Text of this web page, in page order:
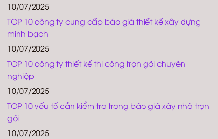
10/07/2025
TOP 10 công ty cung cấp báo giá thiết kế xây dựng
minh bạch
10/07/2025
TOP 10 công ty thiết kế thi công trọn gói chuyên
nghiệp
10/07/2025
TOP 10 yếu tố cần kiểm tra trong báo giá xây nhà trọn
gói
10/07/2025